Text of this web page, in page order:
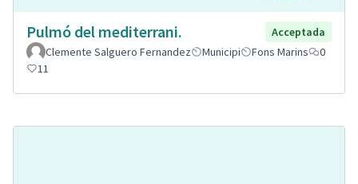
Pulmó del mediterrani.
Acceptada
Clemente Salguero Fernandez
Municipi Fons Marins
0
11